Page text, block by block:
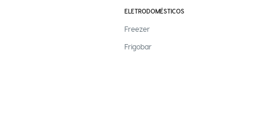
ELETRODOMÉSTICOS
Freezer
Frigobar